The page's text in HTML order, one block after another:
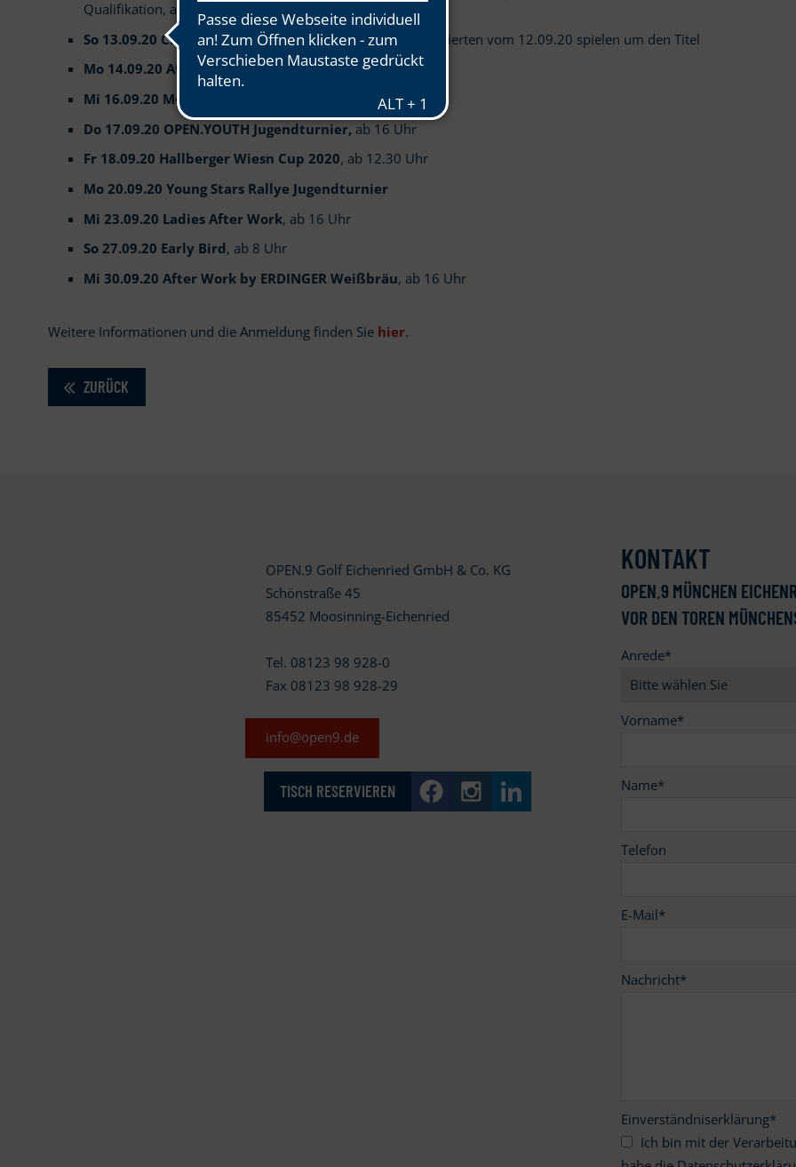
Qualifikation, ab 8 Uhr, jeder kann mitspielen!
So 13.09.20 Clubmeisterschaft, ab 8 Uhr, nur die Qualifizierten vom 12.09.20 spielen um den Titel
Mo 14.09.20 After Work des BMW Golf Club, ab 16 Uhr
Mi 16.09.20 Mercedes Benz After Work
, ab 16 Uhr
Do 17.09.20 OPEN.YOUTH Jugendturnier, ab 16 Uhr
Fr 18.09.20 Hallberger Wiesn Cup 2020, ab 12.30 Uhr
Mo 20.09.20 Young Stars Rallye Jugendturnier
Mi 23.09.20 Ladies After Work, ab 16 Uhr
So 27.09.20 Early Bird, ab 8 Uhr
Mi 30.09.20 After Work by ERDINGER Weißbräu, ab 16 Uhr
Weitere Informationen und die Anmeldung finden Sie hier.
ZURÜCK
OPEN.9 Golf Eichenried GmbH & Co. KG
Schönstraße 45
85452 Moosinning-Eichenried
Tel. 08123 98 928-0
Fax 08123 98 928-29
info@open9.de
TISCH RESERVIEREN
KONTAKT
OPEN.9 MÜNCHEN
VOR DEN TOREN
Anrede*
Vorname*
Name*
Telefon
E-Mail*
Nachricht*
Einverständniserklärung*